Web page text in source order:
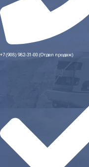
+7 (908) 982-31-00 (Отдел продаж)